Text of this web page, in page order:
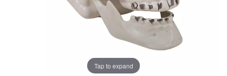
Tap to expand